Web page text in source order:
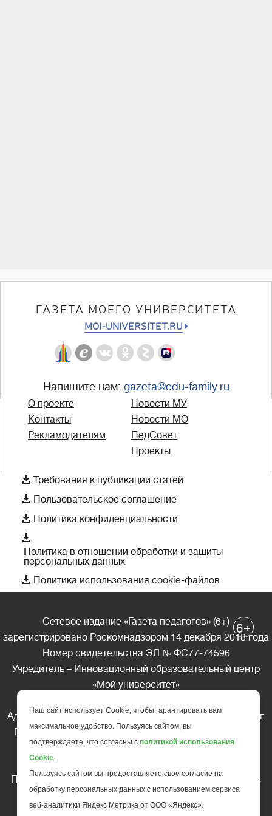
ГАЗЕТА МОЕГО УНИВЕРСИТЕТА
MOI-UNIVERSITET.RU
Напишите нам: gazeta@edu-family.ru
О проекте
Контакты
Рекламодателям
Новости МУ
Новости МО
ПедСовет
Проекты
 Требования к публикации статей
 Пользовательское соглашение
 Политика конфиденциальности

Политика в отношении обработки и защиты
персональных данных
 Политика использования cookie-файлов
Сетевое издание «Газета педагогов» (6+)
зарегистрировано Роскомнадзором 14 декабря 2018 года
Номер свидетельства ЭЛ № ФС77-74596
Учредитель – Инновационный образовательный центр
«Мой университет»
Адрес редакции: 185035 Россия, Республика Карелия, г.
Петрозаводск, ул. Фридриха Энгельса д.10, офис 211
Телефон редакции: +7 (499) 685-10-45
Перепечатка материалов газеты допускается только c
письменного разрешения редакции
Ссылка на «Газету педагогов» обязательна.
6+
Наш сайт использует Cookie, чтобы гарантировать вам
максимальное удобство. Пользуясь сайтом, вы
подтверждаете, что согласны с политикой использования
Cookie .
Пользуясь сайтом вы предоставляете свое согласие на
обработку персональных данных с использованием сервиса
веб-аналитики Яндекс Метрика от ООО «Яндекс».